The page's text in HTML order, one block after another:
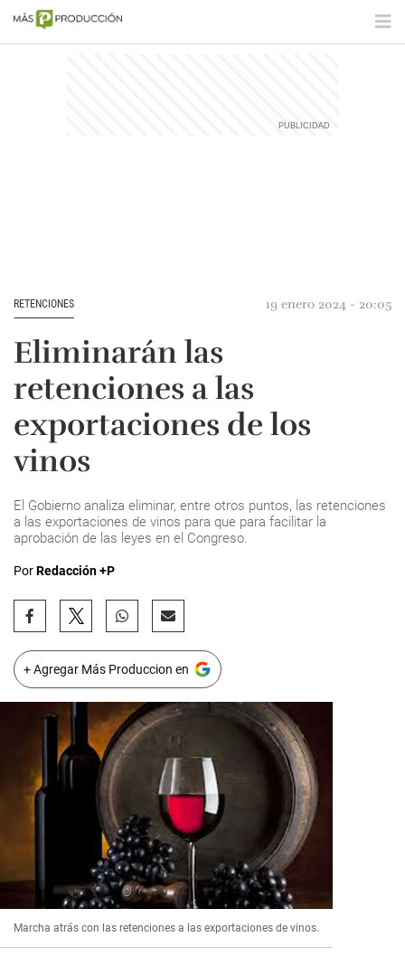
RETENCIONES 19 enero 2024 - 20:05
Eliminarán las
retenciones a las
exportaciones de los
vinos
El Gobierno analiza eliminar, entre otros puntos, las retenciones
a las exportaciones de vinos para que para facilitar la
aprobación de las leyes en el Congreso.
PorRedacción +P
+ Agregar Más Produccion en
Marcha atrás con las retenciones a las exportaciones de vinos.